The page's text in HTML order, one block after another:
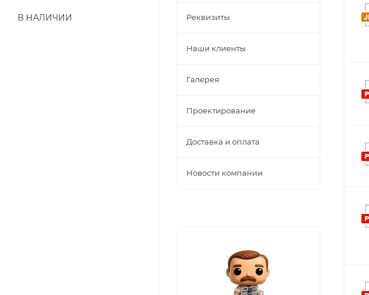
В НАЛИЧИИ Реквизиты
Наши клиенты
Галерея
Проектирование
Доставка и оплата
Новости компании